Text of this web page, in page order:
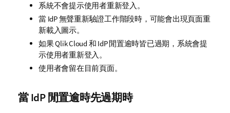
系統不會提示使用者重新登入。
當 IdP 無聲重新驗證工作階段時，可能會出現頁面重
新載入圖示。
如果Qlik Cloud 和 IdP 閒置逾時皆已過期，系統會提
示使用者重新登入。
使用者會留在目前頁面。
當 IdP 閒置逾時先過期時